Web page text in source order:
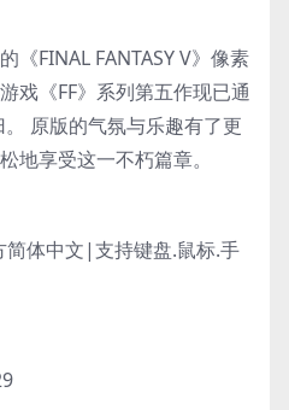
《FINAL FANTASY V》像素
戏《FF》系列第五作现已通
原版的气氛与乐趣有了更
地享受这一不朽篇章。
体中文|支持键盘.鼠标.手